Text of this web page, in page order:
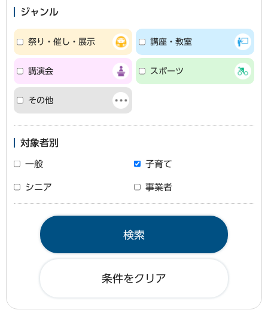
ジャンル
祭り・催し・展示 講座・教室
講演会 スポーツ
その他
対象者別
一般 子育て
シニア 事業者
条件をクリア